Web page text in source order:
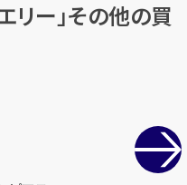
リー」その他の買